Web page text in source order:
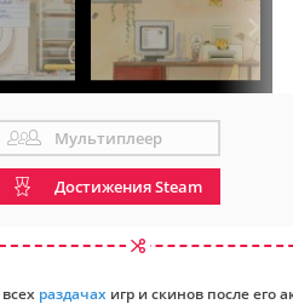
Мультиплеер
Достижения Steam
раздачах игр и скинов после его